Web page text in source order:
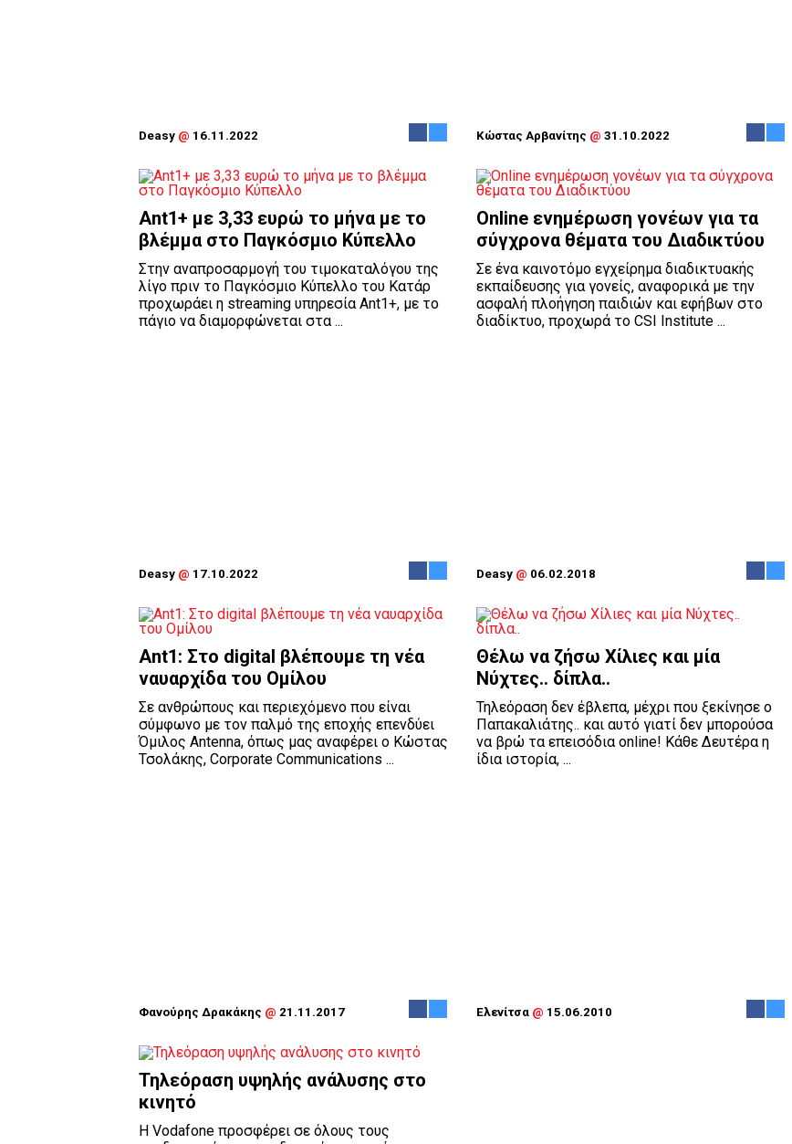
Deasy @ 16.11.2022 Κώστας Αρβανίτης @ 31.10.2022
Ant1+ με 3,33 ευρώ το μήνα με το
βλέμμα στο Παγκόσμιο Κύπελλο
Στην αναπροσαρμογή του τιμοκαταλόγου της
λίγο πριν το Παγκόσμιο Κύπελλο του Κατάρ
προχωράει η streaming υπηρεσία Ant1+, με το
πάγιο να διαμορφώνεται στα ...
Deasy @ 17.10.2022
Online ενημέρωση γονέων για τα
σύγχρονα θέματα του Διαδικτύου
Σε ένα καινοτόμο εγχείρημα διαδικτυακής
εκπαίδευσης για γονείς, αναφορικά με την
ασφαλή πλοήγηση παιδιών και εφήβων στο
διαδίκτυο, προχωρά το CSI Institute ...
Deasy @ 06.02.2018
Ant1: Στο digital βλέπουμε τη νέα
ναυαρχίδα του Ομίλου
Σε ανθρώπους και περιεχόμενο που είναι
σύμφωνο με τον παλμό της εποχής επενδύει
Όμιλος Antenna, όπως μας αναφέρει ο Κώστας
Τσολάκης, Corporate Communications ...
Φανούρης Δρακάκης @ 21.11.2017
Θέλω να ζήσω Χίλιες και μία
Νύχτες.. δίπλα..
Τηλεόραση δεν έβλεπα, μέχρι που ξεκίνησε ο
Παπακαλιάτης.. και αυτό γιατί δεν μπορούσα
να βρώ τα επεισόδια online! Κάθε Δευτέρα η
ίδια ιστορία, ...
Ελενίτσα @ 15.06.2010
Τηλεόραση υψηλής ανάλυσης στο
κινητό
Η Vodafone προσφέρει σε όλους τους